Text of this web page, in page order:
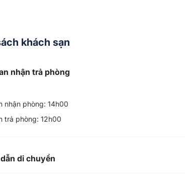
khách sạn
nhận trả phòng
nhận phòng: 14h00
trả phòng: 12h00
di chuyển